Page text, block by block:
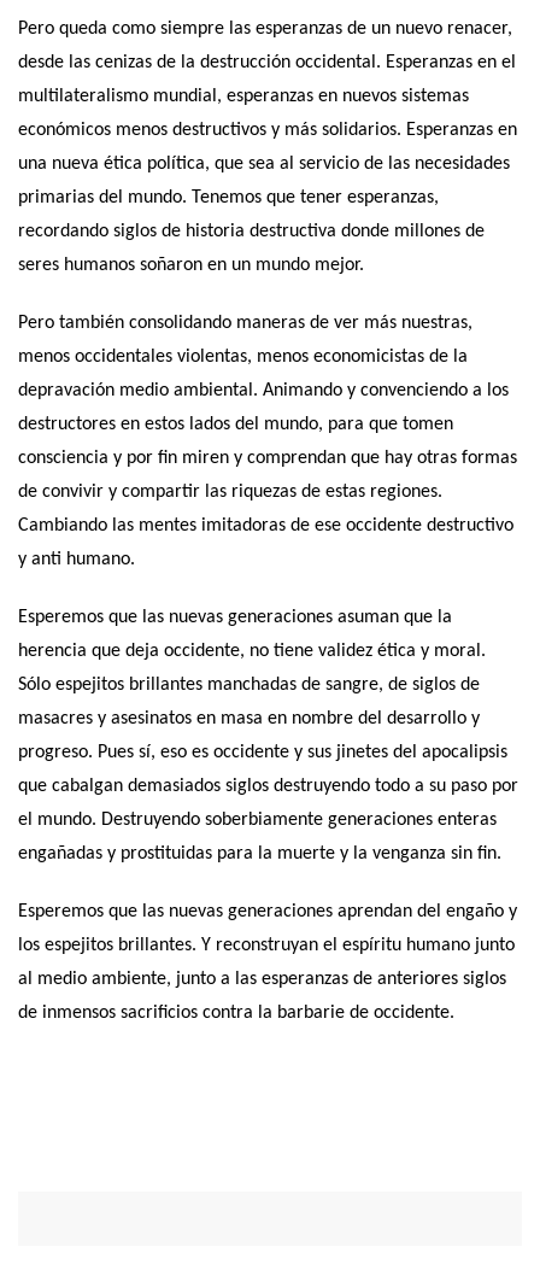
Pero queda como siempre las esperanzas de un nuevo renacer,
desde las cenizas de la destrucción occidental. Esperanzas en el
multilateralismo mundial, esperanzas en nuevos sistemas
económicos menos destructivos y más solidarios. Esperanzas en
una nueva ética política, que sea al servicio de las necesidades
primarias del mundo. Tenemos que tener esperanzas,
recordando siglos de historia destructiva donde millones de
seres humanos soñaron en un mundo mejor.
Pero también consolidando maneras de ver más nuestras,
menos occidentales violentas, menos economicistas de la
depravación medio ambiental. Animando y convenciendo a los
destructores en estos lados del mundo, para que tomen
consciencia y por fin miren y comprendan que hay otras formas
de convivir y compartir las riquezas de estas regiones.
Cambiando las mentes imitadoras de ese occidente destructivo
y anti humano.
Esperemos que las nuevas generaciones asuman que la
herencia que deja occidente, no tiene validez ética y moral.
Sólo espejitos brillantes manchadas de sangre, de siglos de
masacres y asesinatos en masa en nombre del desarrollo y
progreso. Pues sí, eso es occidente y sus jinetes del apocalipsis
que cabalgan demasiados siglos destruyendo todo a su paso por
el mundo. Destruyendo soberbiamente generaciones enteras
engañadas y prostituidas para la muerte y la venganza sin fin.
Esperemos que las nuevas generaciones aprendan del engaño y
los espejitos brillantes. Y reconstruyan el espíritu humano junto
al medio ambiente, junto a las esperanzas de anteriores siglos
de inmensos sacrificios contra la barbarie de occidente.